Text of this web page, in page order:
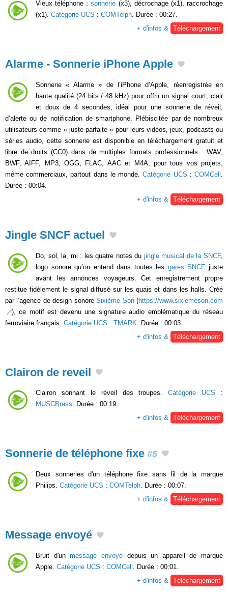
Vieux téléphone :sonnerie (x3), décrochage (x1), raccrochage
(x1). Catégorie UCS : COMTelph. Durée : 00:27.
+ d'infos & Téléchargement
Alarme - Sonnerie iPhone Apple
Sonnerie « Alarme » de l’iPhone d’Apple, réenregistrée en
haute qualité (24 bits / 48 kHz) pour offrir un signal court, clair
et doux de 4 secondes, idéal pour une sonnerie de réveil,
d’alerte ou de notification de smartphone. Plébiscitée par de nombreux
utilisateurs comme « juste parfaite » pour leurs vidéos, jeux, podcasts ou
séries audio, cette sonnerie est disponible en téléchargement gratuit et
libre de droits (CC0) dans de multiples formats professionnels : WAV,
BWF, AIFF, MP3, OGG, FLAC, AAC et M4A, pour tous vos projets,
même commerciaux, partout dans le monde.Catégorie UCS :COMCell
Durée : 00:04.
+ d'infos &
Téléchargement
Jingle SNCF actuel
Do, sol, la, mi : les quatre notes du jingle musical de la SNCF,
logo sonore qu’on entend dans toutes les gares SNCF juste
avant les annonces voyageurs. Cet enregistrement propre
restitue fidèlement le signal diffusé sur les quais et dans les halls. Créé
par l’agence de design sonoreSixième Son(https://www.sixiemeson.com
), ce motif est devenu une signature audio emblématique du réseau
ferroviaire français. Catégorie UCS : TMARK . Durée : 00:03.
+ d'infos &
Téléchargement
Clairon de reveil
Clairon sonnant le réveil des troupes.Catégorie UCS :
MUSCBrass. Durée : 00:19.
+ d'infos & Téléchargement
Sonnerie de téléphone fixe #5
Deux sonneries d'un téléphone fixe sans fil de la marque
Philips. Catégorie UCS : COMTelph . Durée : 00:07.
+ d'infos &
Téléchargement
Message envoyé
Bruit d'unmessage envoyédepuis un appareil de marque
Apple. Catégorie UCS : COMCell . Durée : 00:01.
+ d'infos &
Téléchargement